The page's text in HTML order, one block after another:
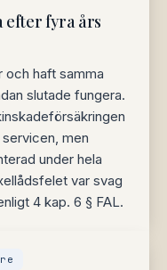
efter fyra års
och haft samma
slutade fungera.
men
under hela
var svag
4 kap. 6 § FAL.